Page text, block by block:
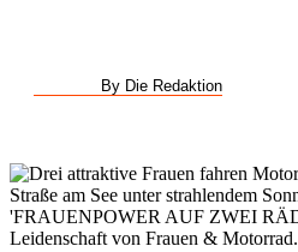
By Die Redaktion